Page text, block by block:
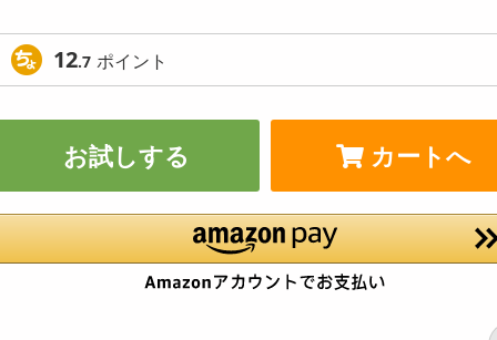
12.7 ポイント
お試しする カートへ